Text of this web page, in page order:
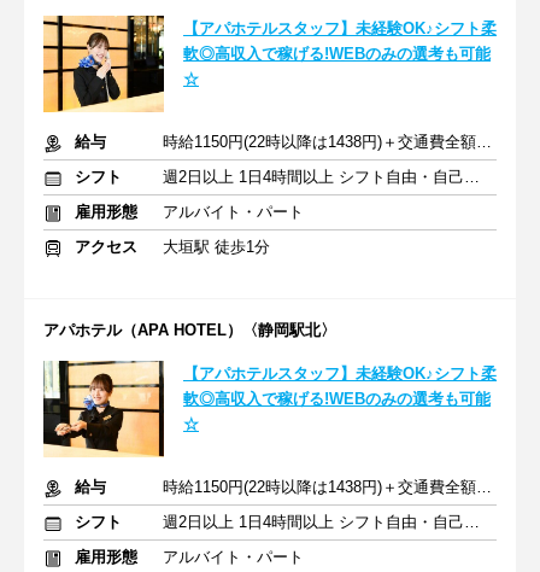
【アパホテルスタッフ】未経験OK♪シフト柔
軟◎高収入で稼げる!WEBのみの選考も可能
☆
給与
時給1150円(22時以降は1438円)＋交通費全額支給
シフト
週2日以上 1日4時間以上 シフト自由・自己申告
雇用形態
アルバイト・パート
アクセス
大垣駅 徒歩1分
アパホテル（APA HOTEL）〈静岡駅北〉
【アパホテルスタッフ】未経験OK♪シフト柔
軟◎高収入で稼げる!WEBのみの選考も可能
☆
給与
時給1150円(22時以降は1438円)＋交通費全額支給
シフト
週2日以上 1日4時間以上 シフト自由・自己申告
雇用形態
アルバイト・パート